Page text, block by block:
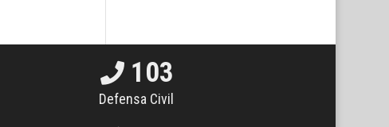
103
Defensa Civil